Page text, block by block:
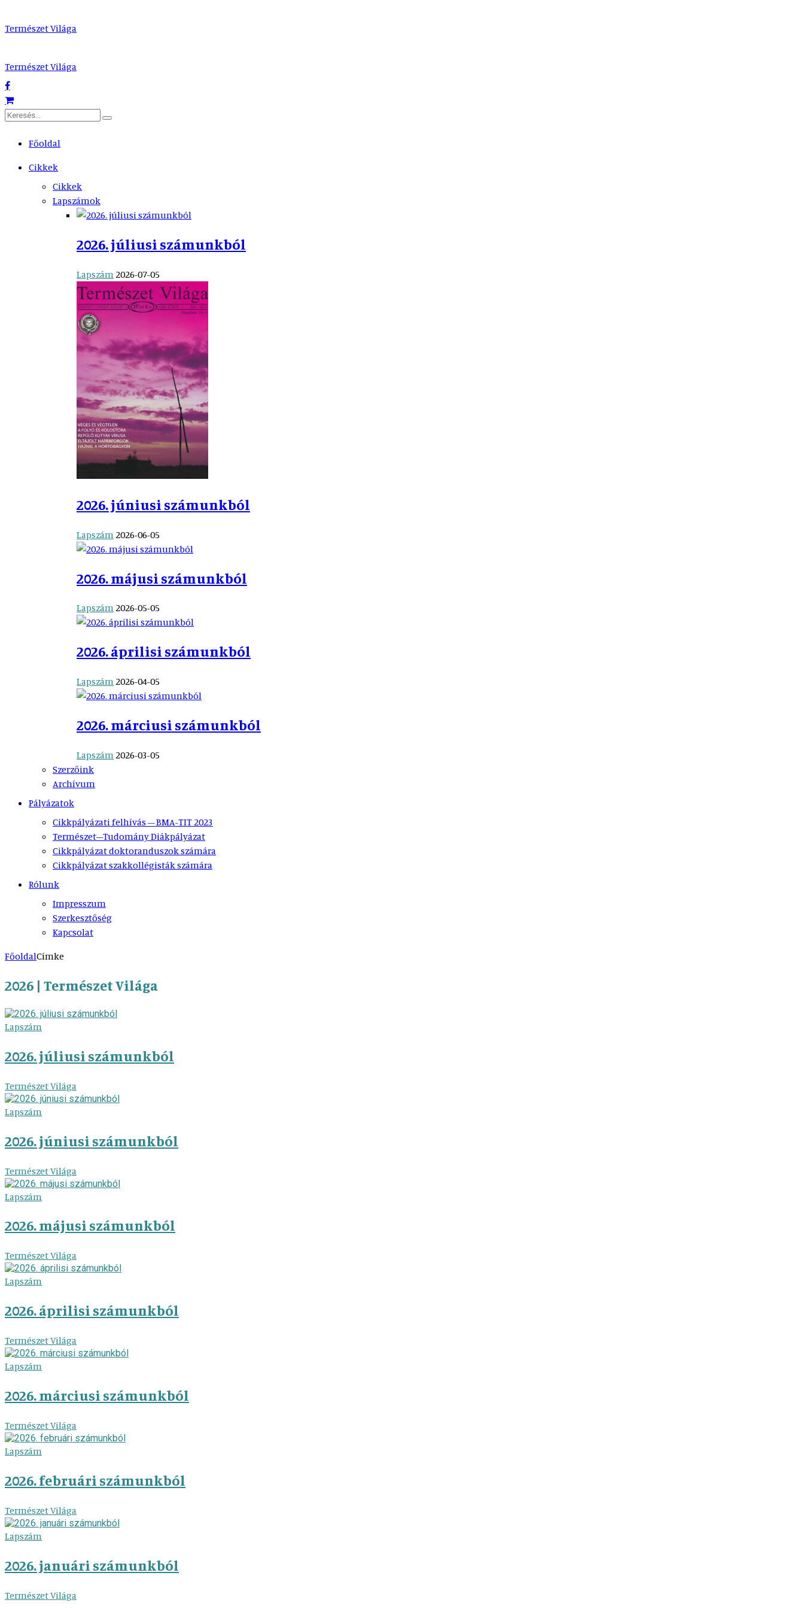
Természet Világa
Természet Világa
Főoldal
Cikkek
Cikkek
Lapszámok
2026. júliusi számunkból
Lapszám 2026-07-05
2026. júniusi számunkból
Lapszám 2026-06-05
2026. májusi számunkból
Lapszám2026-05-05
2026. áprilisi számunkból
Lapszám2026-04-05
2026. márciusi számunkból
Lapszám2026-03-05
Szerzőink
Archívum
Pályázatok
Cikkpályázati felhívás – BMA-TIT 2023
Természet–Tudomány Diákpályázat
Cikkpályázat doktoranduszok számára
Cikkpályázat szakkollégisták számára
Rólunk
Impresszum
Szerkesztőség
Kapcsolat
FőoldalCímke
2026 | Természet Világa
Lapszám
2026. júliusi számunkból
Természet Világa
Lapszám
2026. júniusi számunkból
Természet Világa
Lapszám
2026. májusi számunkból
Természet Világa
Lapszám
2026. áprilisi számunkból
Természet Világa
Lapszám
2026. márciusi számunkból
Természet Világa
Lapszám
2026. februári számunkból
Természet Világa
Lapszám
2026. januári számunkból
Természet Világa